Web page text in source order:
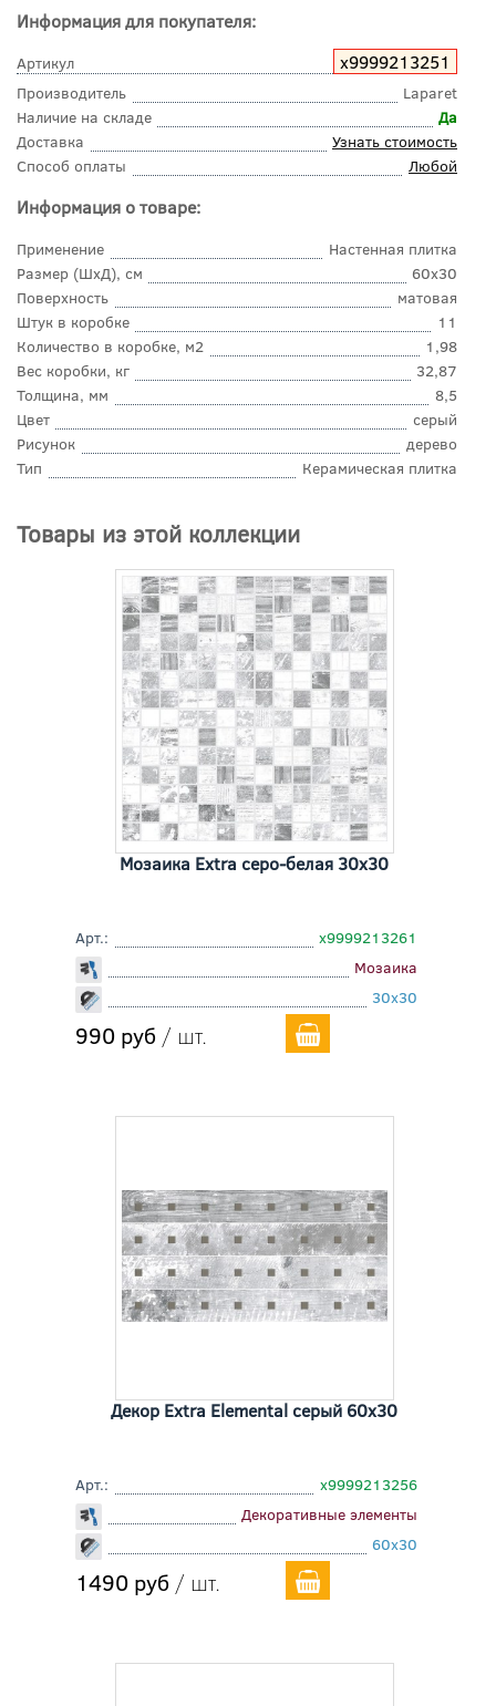
Информация для покупателя:
Артикул х9999213251
Производитель
Laparet
Наличие на складе
Да
Доставка
Узнать стоимость
Способ оплаты
Любой
Информация о товаре:
Применение
Настенная плитка
Размер (ШхД), см
60x30
Поверхность
матовая
Штук в коробке
11
Количество в коробке, м2
1,98
Вес коробки, кг
32,87
Толщина, мм
8,5
Цвет
серый
Рисунок
дерево
Тип
Керамическая плитка
Товары из этой коллекции
Мозаика Extra серо-белая 30x30
Арт.:
х9999213261
Мозаика
30x30
990 руб / шт.
Декор Extra Elemental серый 60x30
Арт.:
х9999213256
Декоративные элементы
60x30
1490 руб / шт.